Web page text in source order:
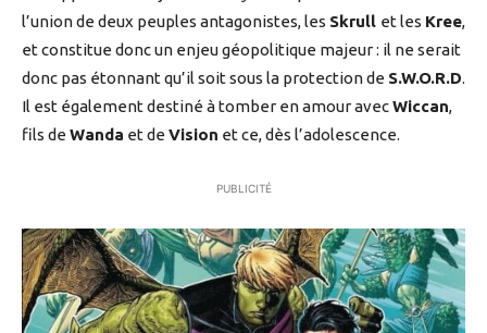
l’union de deux peuples antagonistes, les Skrull et les Kree,
et constitue donc un enjeu géopolitique majeur : il ne serait
donc pas étonnant qu’il soit sous la protection de S.W.O.R.D.
Il est également destiné à tomber en amour avecWiccan,
fils de Wanda et de Vision et ce, dès l’adolescence.
PUBLICITÉ